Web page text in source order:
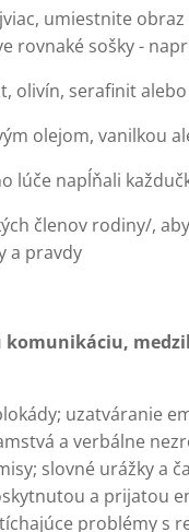
umiestnite
rovnaké sošky -
olivín, serafinit
olejom, vanilkou
lúče napĺňali
členov rodiny/,
a pravdy
komunikáciu,
uzatváranie
a verbálne
slovné urážky a
a prijatou
problémy s